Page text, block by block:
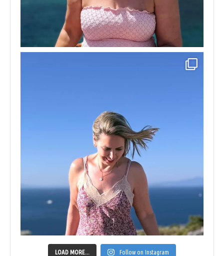
LOAD MORE... Follow on Instagram